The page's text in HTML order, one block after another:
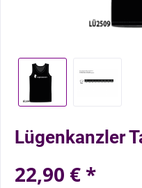
Lügenkanzler
22,90 € *